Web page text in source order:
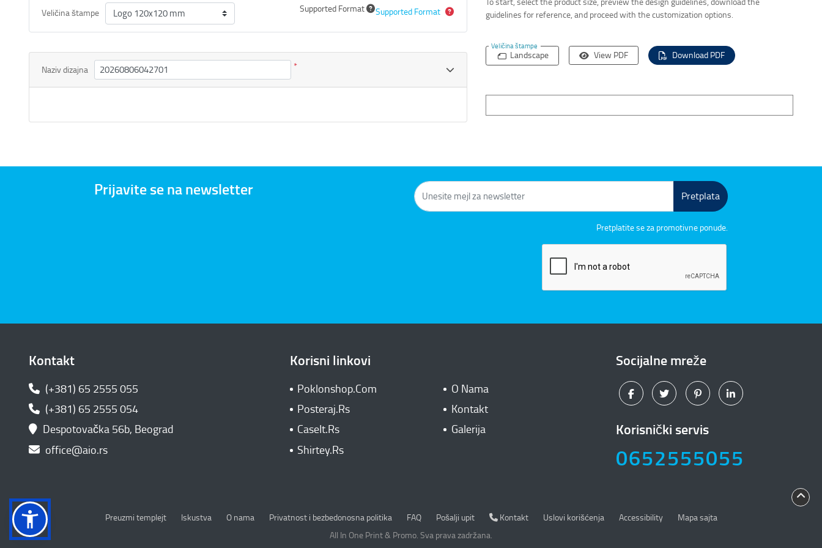
guidelines for reference, and proceed with the customization options.
Veličina štampe
Landscape View PDF Download PDF
Veličina štampe Supported Format Supported Format
Naziv dizajna *
Prijavite se na newsletter Pretplata
Pretplatite se za promotivne ponude.
Kontakt
(+381) 65 2555 055
(+381) 65 2555 054
Despotovačka 56b, Beograd
office@aio.rs
Korisni linkovi
Poklonshop.Com
O Nama
Posteraj.Rs
Kontakt
CaseIt.Rs
Galerija
Shirtey.Rs
Socijalne mreže
Korisnički servis
0652555055
Preuzmi templejt Iskustva O nama Privatnost i bezbedonosna politika
Privatnost i bezbedonosna politika FAQ Pošalji upit Kontakt
Kontakt Uslovi korišćenja Accessibility
Mapa sajta
All In One Print & Promo. Sva prava zadržana.